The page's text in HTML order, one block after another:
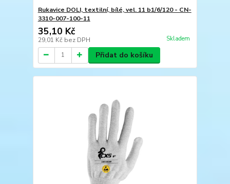
Rukavice DOLI, textilní, bílé, vel. 11 b1/6/120 - CN-
3310-007-100-11
35,10 Kč
29,01 Kč bez DPH Skladem
Přidat do košíku